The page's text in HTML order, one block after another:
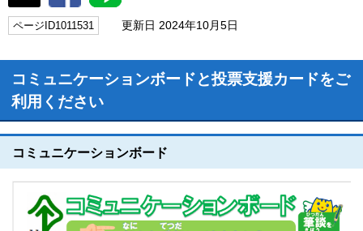
ページID1011531 更新日 2024年10月5日
コミュニケーションボードと投票支援カードをご
利用ください
コミュニケーションボード